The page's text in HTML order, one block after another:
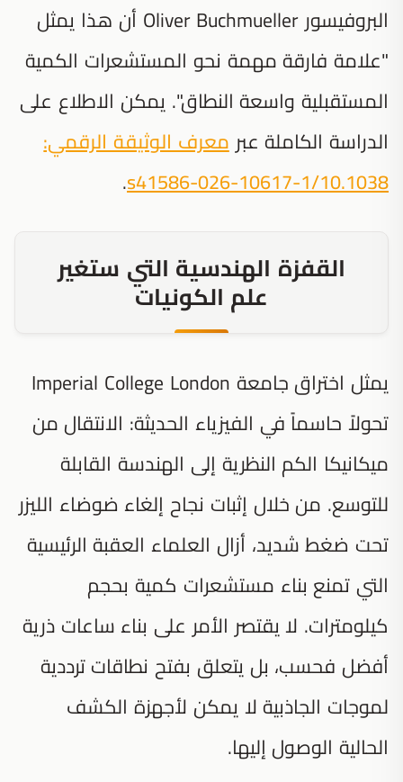
البروفيسور Oliver Buchmueller أن هذا يمثل
"علامة فارقة مهمة نحو المستشعرات الكمية
المستقبلية واسعة النطاق". يمكن الاطلاع على
الدراسة الكاملة عبرمعرف الوثيقة الرقمي:
10.1038/s41586-026-10617-1
.
القفزة الهندسية التي ستغير
علم الكونيات
يمثل اختراق جامعة Imperial College London
تحولاً حاسماً في الفيزياء الحديثة: الانتقال من
ميكانيكا الكم النظرية إلى الهندسة القابلة
للتوسع. من خلال إثبات نجاح إلغاء ضوضاء الليزر
تحت ضغط شديد، أزال العلماء العقبة الرئيسية
التي تمنع بناء مستشعرات كمية بحجم
كيلومترات. لا يقتصر الأمر على بناء ساعات ذرية
أفضل فحسب، بل يتعلق بفتح نطاقات ترددية
لموجات الجاذبية لا يمكن لأجهزة الكشف
الحالية الوصول إليها.